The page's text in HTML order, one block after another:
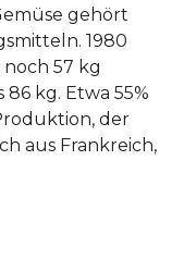
gehört
1980
57 kg
kg. Etwa 55%
der
aus Frankreich,